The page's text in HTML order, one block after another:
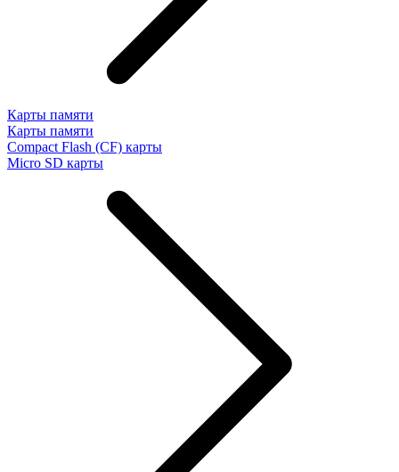
Карты памяти
Карты памяти
Compact Flash (CF) карты
Micro SD карты